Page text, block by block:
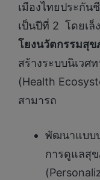
เมืองไทยประกัน
เป็นปีที่ 2 โดยเล็
โยงนวัตกรรมสุ
สร้างระบบนิเวศ
(Health
สามารถ
พัฒนาแบบ
การดูแลสุ